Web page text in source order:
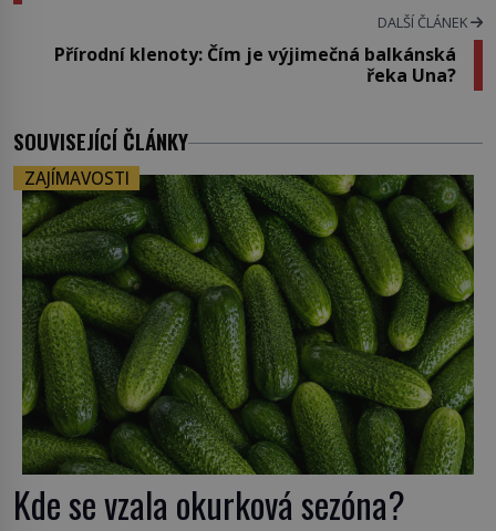
DALŠÍ ČLÁNEK
Přírodní klenoty: Čím je výjimečná balkánská
řeka Una?
SOUVISEJÍCÍ ČLÁNKY
ZAJÍMAVOSTI
Kde se vzala okurková sezóna?